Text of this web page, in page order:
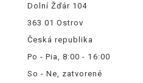
Dolní Žďár 104
363 01 Ostrov
Česká republika
Po - Pia, 8:00 - 16:00
So - Ne, zatvorené